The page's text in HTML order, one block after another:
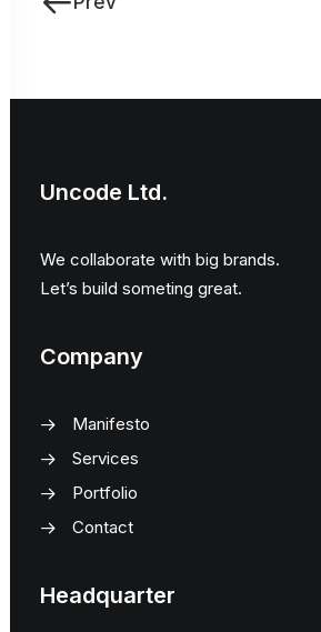
Uncode Ltd.
We collaborate with big brands.
Let’s build someting great.
Company
Manifesto
Services
Portfolio
Contact
Headquarter